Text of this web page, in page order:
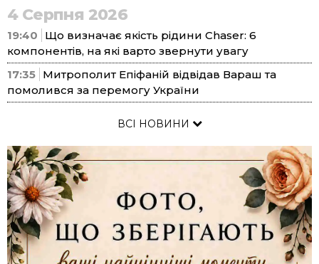
4 Серпня 2026
19:40
Що визначає якість рідини Chaser: 6
компонентів, на які варто звернути увагу
17:35 Митрополит Епіфаній відвідав Вараш та
помолився за перемогу України
ВСІ НОВИНИ